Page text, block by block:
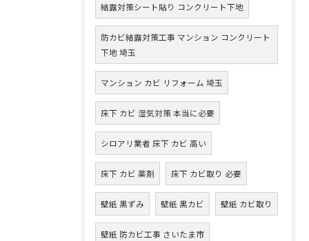
結露対策シート貼り コンクリート下地
防カビ結露対策工事 マンション コンクリート
下地 埼玉
マンション カビ リフォーム 埼玉
床下 カビ 湿気対策 本当に必要
シロアリ業者 床下 カビ 高い
床下 カビ 薬剤 床下 カビ取り 必要
壁紙 黒ずみ 壁紙 黒カビ 壁紙 カビ取り
壁紙 防カビ工事 さいたま市